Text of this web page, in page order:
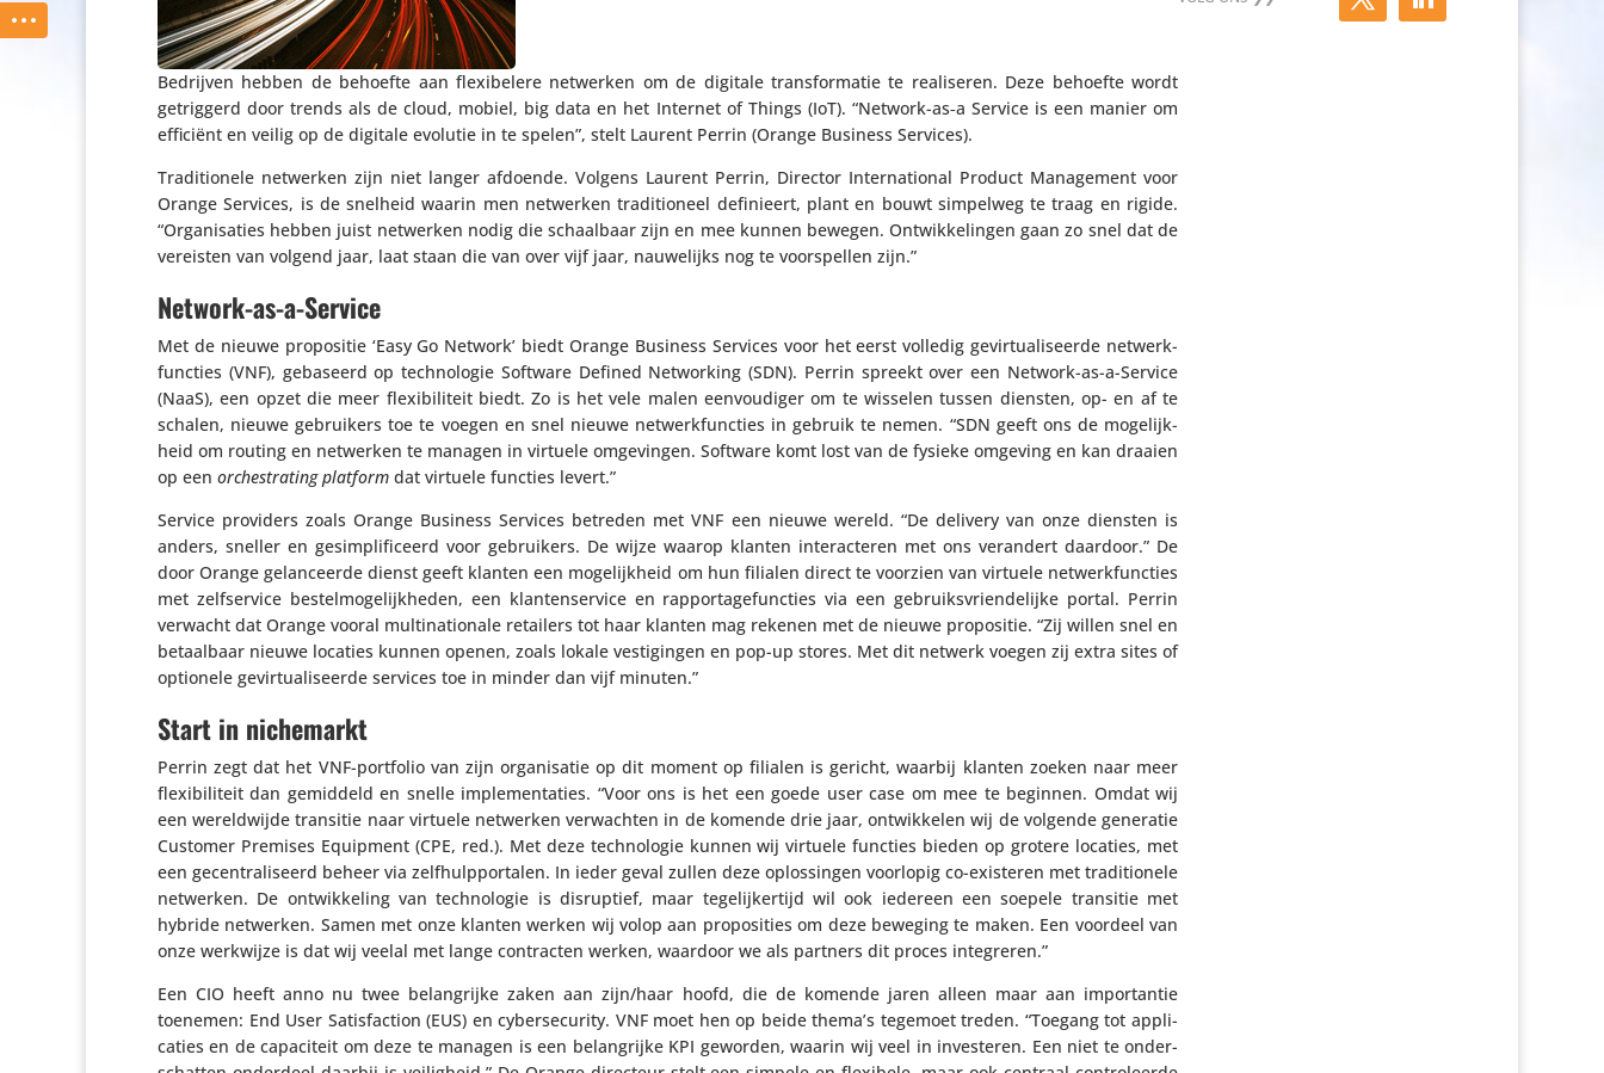
Bedrijven hebben de behoefte aan flexi­be­lere netwerken om de digitale trans­for­matie te reali­seren. Deze behoefte wordt
getrig­gerd door trends als de cloud, mobiel, big data en het Internet of Things (IoT). “Network-as‑a Service is een manier om
efficiënt en veilig op de digitale evolutie in te spelen”, stelt Laurent Perrin (Orange Business Services).
Tradi­ti­o­nele netwerken zijn niet langer afdoende. Volgens Laurent Perrin, Director Inter­na­ti­onal Product Mana­ge­ment voor
Orange Services, is de snelheid waarin men netwerken tradi­ti­o­neel defi­ni­eert, plant en bouwt simpelweg te traag en rigide.
“Orga­ni­sa­ties hebben juist netwerken nodig die schaal­baar zijn en mee kunnen bewegen. Ontwik­ke­lingen gaan zo snel dat de
vereisten van volgend jaar, laat staan die van over vijf jaar, nauwe­lijks nog te voor­spellen zijn.”
Network-as-a-Service
Met de nieuwe propo­sitie ‘Easy Go Network’ biedt Orange Business Services voor het eerst volledig gevir­tu­a­li­seerde netwerk­
func­ties (VNF), gebaseerd op tech­no­logie Software Defined Networ­king (SDN). Perrin spreekt over een Network-as-a-Service
(NaaS), een opzet die meer flexi­bi­li­teit biedt. Zo is het vele malen eenvou­diger om te wisselen tussen diensten, op- en af te
schalen, nieuwe gebrui­kers toe te voegen en snel nieuwe netwerk­func­ties in gebruik te nemen. “SDN geeft ons de moge­lijk­
heid om routing en netwerken te managen in virtuele omge­vingen. Software komt lost van de fysieke omgeving en kan draaien
op een orches­tra­ting platform dat virtuele functies levert.”
Service providers zoals Orange Business Services betreden met VNF een nieuwe wereld. “De delivery van onze diensten is
anders, sneller en gesim­pli­fi­ceerd voor gebrui­kers. De wijze waarop klanten inter­ac­teren met ons verandert daardoor.” De
door Orange gelan­ceerde dienst geeft klanten een moge­lijk­heid om hun filialen direct te voorzien van virtuele netwerk­func­ties
met zelf­ser­vice bestel­mo­ge­lijk­heden, een klan­ten­ser­vice en rappor­ta­ge­func­ties via een gebruiks­vrien­de­lijke portal. Perrin
verwacht dat Orange vooral multi­na­ti­o­nale retailers tot haar klanten mag rekenen met de nieuwe propo­sitie. “Zij willen snel en
betaal­baar nieuwe locaties kunnen openen, zoals lokale vesti­gingen en pop-up stores. Met dit netwerk voegen zij extra sites of
optionele gevir­tu­a­li­seerde services toe in minder dan vijf minuten.”
Start in nichemarkt
Perrin zegt dat het VNF-portfolio van zijn orga­ni­satie op dit moment op filialen is gericht, waarbij klanten zoeken naar meer
flexi­bi­li­teit dan gemiddeld en snelle imple­men­ta­ties. “Voor ons is het een goede user case om mee te beginnen. Omdat wij
een wereld­wijde transitie naar virtuele netwerken verwachten in de komende drie jaar, ontwik­kelen wij de volgende generatie
Customer Premises Equipment (CPE, red.). Met deze tech­no­logie kunnen wij virtuele functies bieden op grotere locaties, met
een gecen­tra­li­seerd beheer via zelf­hulp­por­talen. In ieder geval zullen deze oplos­singen voorlopig co-existeren met tradi­ti­o­nele
netwerken. De ontwik­ke­ling van tech­no­logie is disrup­tief, maar tege­lij­ker­tijd wil ook iedereen een soepele transitie met
hybride netwerken. Samen met onze klanten werken wij volop aan propo­si­ties om deze beweging te maken. Een voordeel van
onze werkwijze is dat wij veelal met lange contracten werken, waardoor we als partners dit proces integreren.”
Een CIO heeft anno nu twee belang­rijke zaken aan zijn/​haar hoofd, die de komende jaren alleen maar aan impor­tantie
toenemen: End User Satis­fac­tion (EUS) en cyber­se­cu­rity. VNF moet hen op beide thema’s tegemoet treden. “Toegang tot appli­
ca­ties en de capa­ci­teit om deze te managen is een belang­rijke KPI geworden, waarin wij veel in inves­teren. Een niet te onder­